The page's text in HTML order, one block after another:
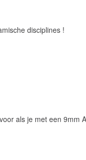
disciplines !
als je met een 9mm